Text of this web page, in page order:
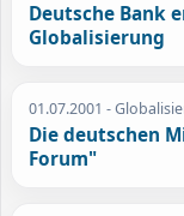
Deutsche Bank
Globalisierung
01.07.2001 -
Die deutschen
Forum"